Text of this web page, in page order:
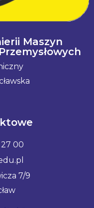
Maszyn
27 00
7/9